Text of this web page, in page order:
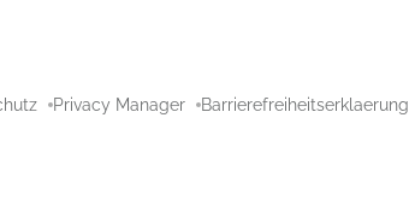
Privacy Manager
Barrierefreiheitserklaerung